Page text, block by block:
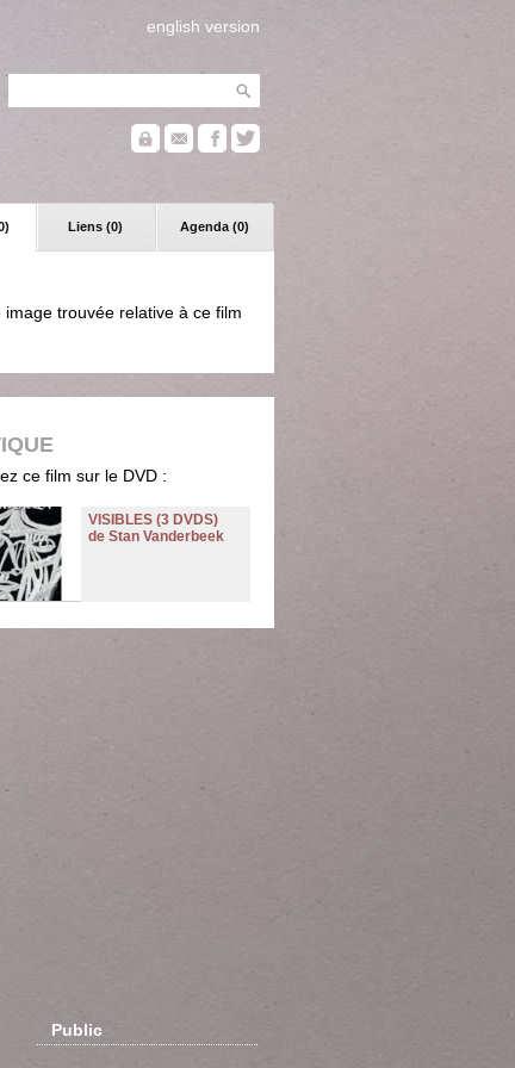
english version
Liens (0) Agenda (0)
image trouvée relative à ce film
ce film sur le DVD :
VISIBLES (3 DVDS)
de Stan Vanderbeek
Public